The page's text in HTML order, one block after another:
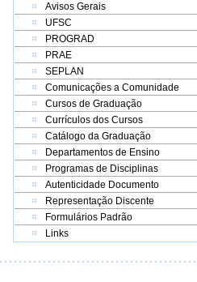
Avisos Gerais
UFSC
PROGRAD
PRAE
SEPLAN
Comunicações a Comunidade
Cursos de Graduação
Currículos dos Cursos
Catálogo da Graduação
Departamentos de Ensino
Programas de Disciplinas
Autenticidade Documento
Representação Discente
Formulários Padrão
Links